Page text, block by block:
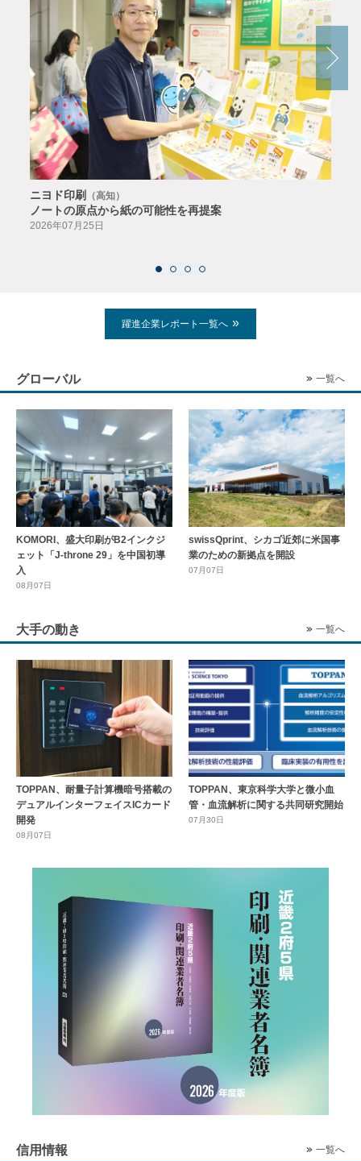
ニヨド印刷 （高知）
ノートの原点から紙の可能性を再提案
2026年07月25日
躍進企業レポート一覧へ
グローバル 一覧へ
KOMORI、盛大印刷がB2インクジ
ェット「J-throne 29」を中国初導
入
08月07日
swissQprint、シカゴ近郊に⽶国事
業のための新拠点を開設
07月07日
大手の動き 一覧へ
TOPPAN、耐量子計算機暗号搭載の
デュアルインターフェイスICカード
開発
08月07日
TOPPAN、東京科学大学と微小血
管・血流解析に関する共同研究開始
07月30日
信用情報 一覧へ